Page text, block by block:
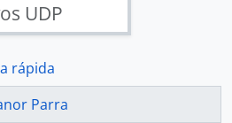
UDP
rápida
Parra